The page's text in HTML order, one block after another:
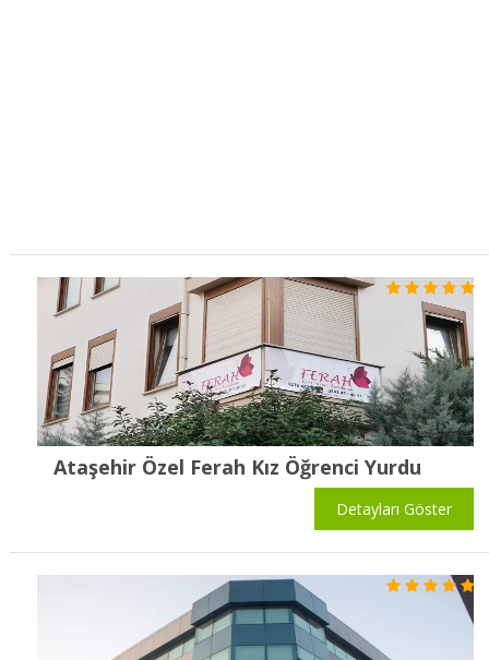
Ataşehir Özel Ferah Kız Öğrenci Yurdu
Detayları Göster